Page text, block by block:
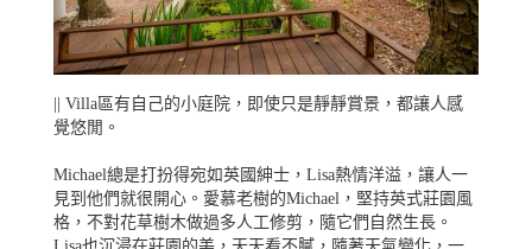
|| Villa區有自己的小庭院，即使只是靜靜賞景，都讓人感
覺悠閒。
Michael總是打扮得宛如英國紳士，Lisa熱情洋溢，讓人一
見到他們就很開心。愛慕老樹的Michael，堅持英式莊園風
格，不對花草樹木做過多人工修剪，隨它們自然生長。